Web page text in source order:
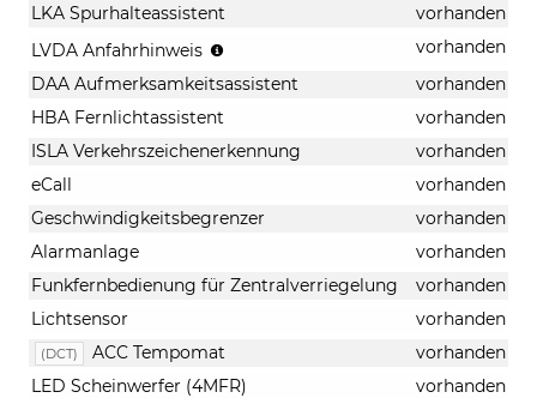
LKA Spurhalteassistent
vorhanden
LVDA Anfahrhinweis
vorhanden
DAA Aufmerksamkeitsassistent
vorhanden
HBA Fernlichtassistent
vorhanden
ISLA Verkehrszeichenerkennung
vorhanden
eCall
vorhanden
Geschwindigkeitsbegrenzer
vorhanden
Alarmanlage
vorhanden
Funkfernbedienung für Zentralverriegelung
vorhanden
Lichtsensor
vorhanden
(DCT) ACC Tempomat
vorhanden
LED Scheinwerfer (4MFR)
vorhanden